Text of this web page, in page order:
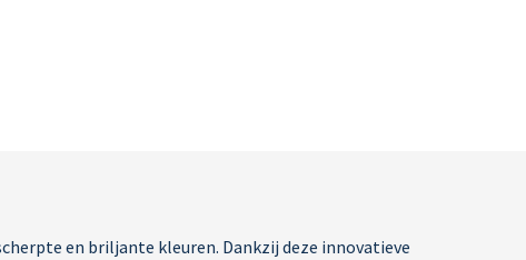
en briljante kleuren. Dankzij deze innovatieve